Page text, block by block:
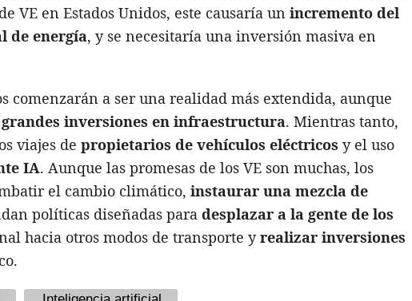
VE en Estados Unidos, este causaría un incremento del
de energía, y se necesitaría una inversión masiva en
comenzarán a ser una realidad más extendida, aunque
grandes inversiones en infraestructura. Mientras tanto,
viajes de propietarios de vehículos eléctricos y el uso
IA. Aunque las promesas de los VE son muchas, los
el cambio climático, instaurar una mezcla de
políticas diseñadas para desplazar a la gente de los
hacia otros modos de transporte yrealizar inversiones